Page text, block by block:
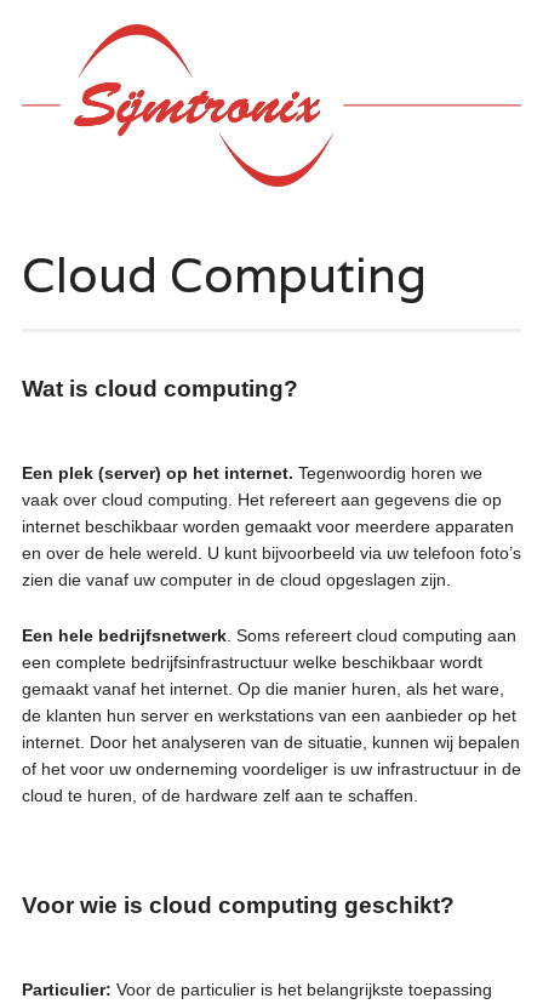
Hoofdmenu
Cloud Computing
Wat is cloud computing?
Een plek (server) op het internet. Tegenwoordig horen we
vaak over cloud computing. Het refereert aan gegevens die op
internet beschikbaar worden gemaakt voor meerdere apparaten
en over de hele wereld. U kunt bijvoorbeeld via uw telefoon foto’s
zien die vanaf uw computer in de cloud opgeslagen zijn.
Een hele bedrijfsnetwerk. Soms refereert cloud computing aan
een complete bedrijfsinfrastructuur welke beschikbaar wordt
gemaakt vanaf het internet. Op die manier huren, als het ware,
de klanten hun server en werkstations van een aanbieder op het
internet. Door het analyseren van de situatie, kunnen wij bepalen
of het voor uw onderneming voordeliger is uw infrastructuur in de
cloud te huren, of de hardware zelf aan te schaffen.
Voor wie is cloud computing geschikt?
Particulier: Voor de particulier is het belangrijkste toepassing